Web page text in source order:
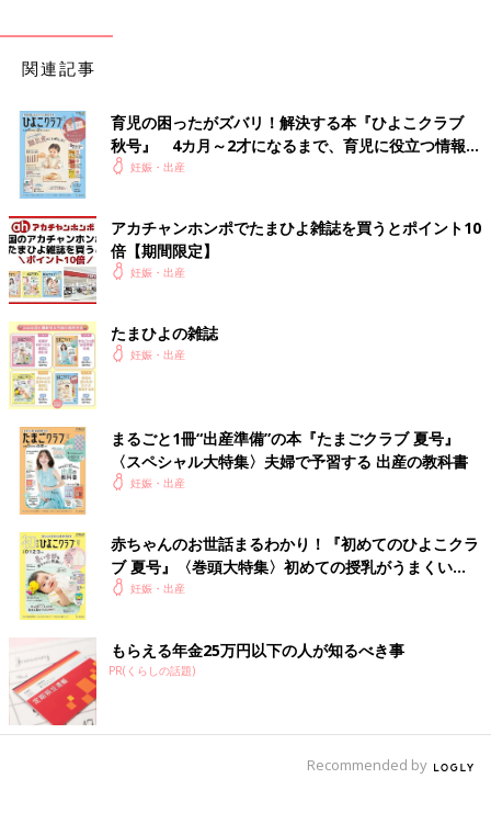
関連記事
育児の困ったがズバリ！解決する本『ひよこクラブ
秋号』 4カ月～2才になるまで、育児に役立つ情報が
いっぱい！
妊娠・出産
アカチャンホンポでたまひよ雑誌を買うとポイント10
倍【期間限定】
妊娠・出産
たまひよの雑誌
妊娠・出産
まるごと1冊“出産準備”の本『たまごクラブ 夏号』
〈スペシャル大特集〉夫婦で予習する 出産の教科書
妊娠・出産
赤ちゃんのお世話まるわかり！『初めてのひよこクラ
ブ 夏号』〈巻頭大特集〉初めての授乳がうまくい
く！ おっぱい・ミルクの基本と夏のトラブル 解決テ
妊娠・出産
もらえる年金25万円以下の人が知るべき事
PR(くらしの話題)
Recommended by